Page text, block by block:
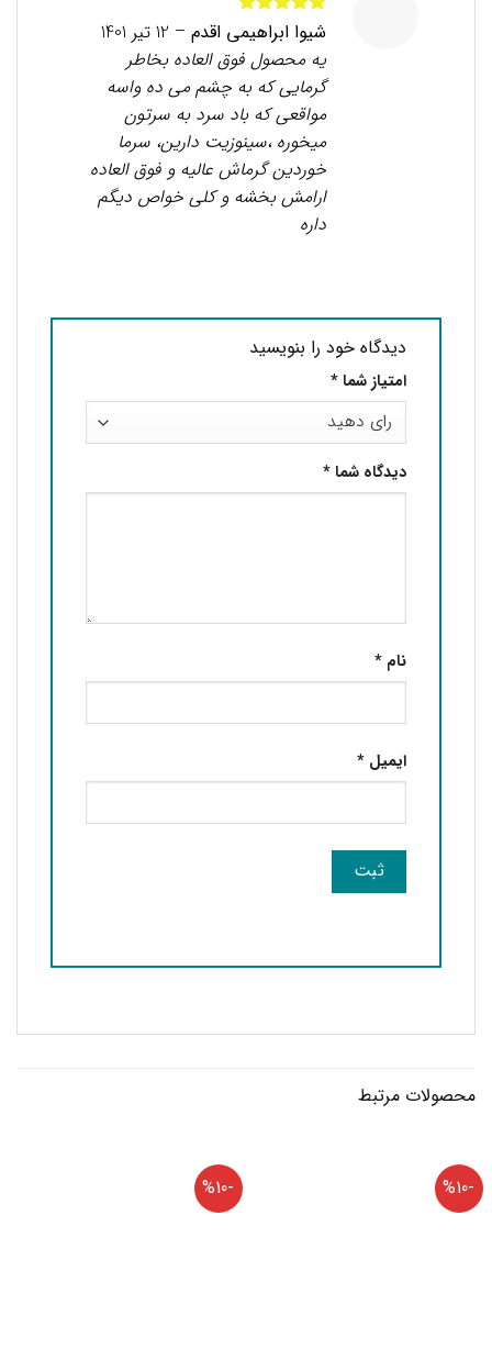
امتیاز 5از
شیوا ابراهیمی اقدم – 12 تیر 1401
یه محصول فوق العاده بخاطر
گرمایی که به چشم می ده واسه
مواقعی که باد سرد به سرتون
میخوره ،سینوزیت دارین، سرما
خوردین گرماش عالیه و فوق العاده
ارامش بخشه و کلی خواص دیگم
داره
دیدگاه خود را بنویسید
امتیاز شما*
دیدگاه شما*
نام *
ایمیل *
محصولات مرتبط
-%10
-%10